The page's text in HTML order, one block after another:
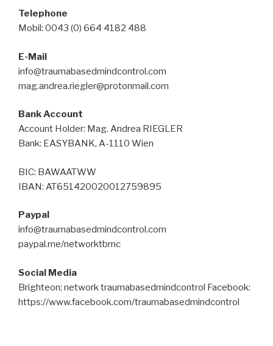
Telephone
Mobil: 0043 (0) 664 4182 488
E-Mail
info@traumabasedmindcontrol.com
mag.andrea.riegler@protonmail.com
Bank Account
Account Holder: Mag. Andrea RIEGLER
Bank: EASYBANK, A-1110 Wien
BIC: BAWAATWW
IBAN: AT651420020012759895
Paypal
info@traumabasedmindcontrol.com
paypal.me/networktbmc
Social Media
Brighteon: network traumabasedmindcontrol Facebook:
https://www.facebook.com/traumabasedmindcontrol